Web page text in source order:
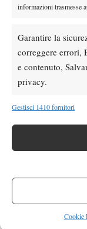
informazioni trasmesse
Garantire la
correggere errori,
e contenuto,
privacy.
Gestisci 1410 fornitori
Cookie
TAGGED:
Jacopo Vasamì